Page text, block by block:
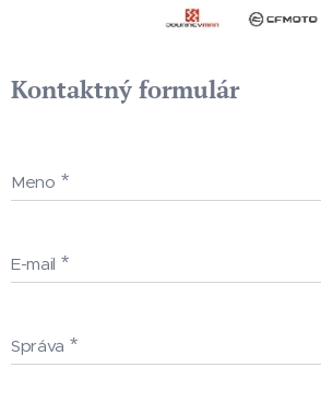
Kontaktný formulár
Meno
E-mail
Správa